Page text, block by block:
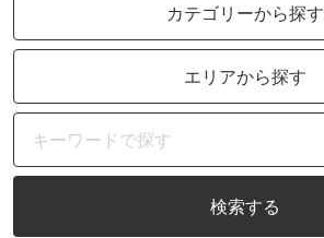
カテゴリーから探す
エリアから探す
検索する